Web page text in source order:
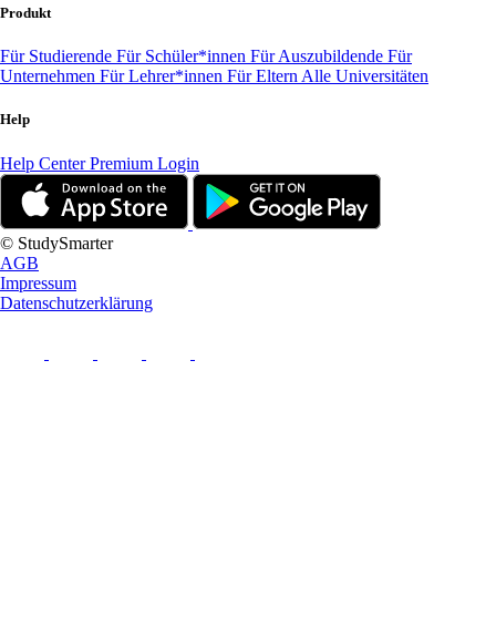
Produkt
Für Studierende Für Schüler*innen Für Auszubildende Für
Unternehmen Für Lehrer*innen Für Eltern Alle Universitäten
Help
Help CenterPremium Login
© StudySmarter
AGB
Impressum
Datenschutzerklärung